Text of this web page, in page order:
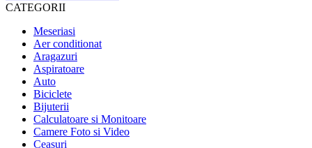
CATEGORII
Meseriasi
Aer conditionat
Aragazuri
Aspiratoare
Auto
Biciclete
Bijuterii
Calculatoare si Monitoare
Camere Foto si Video
Ceasuri